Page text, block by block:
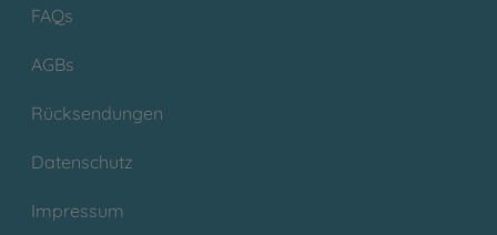
FAQs
AGBs
Rücksendungen
Datenschutz
Impressum